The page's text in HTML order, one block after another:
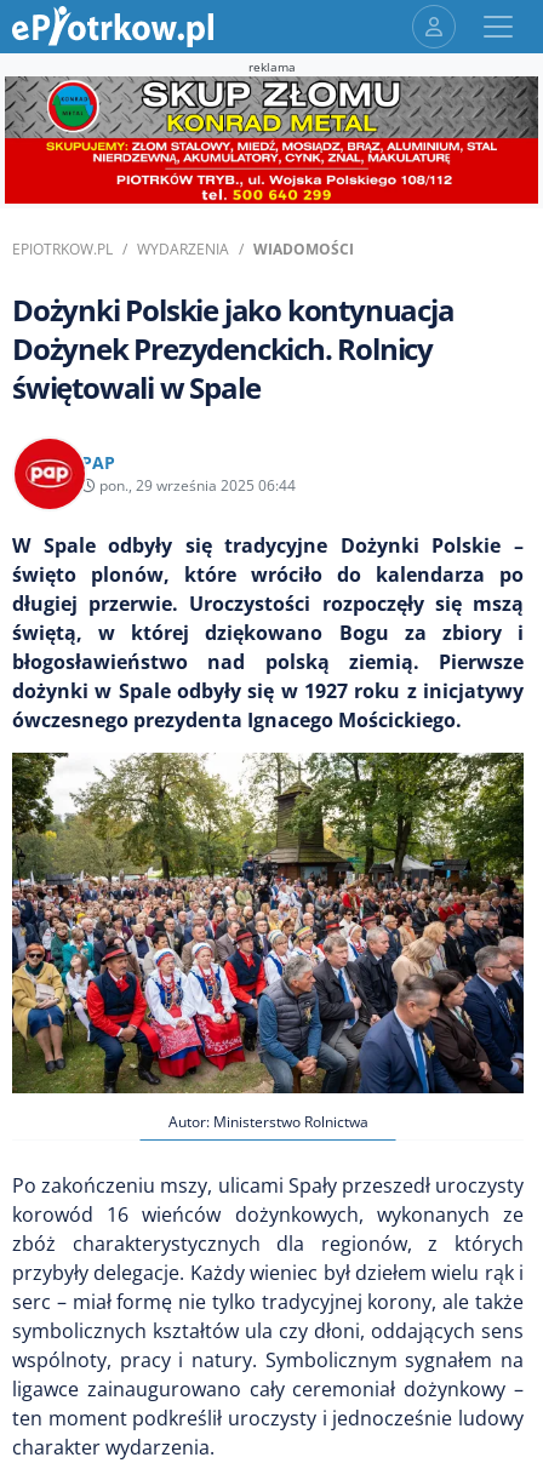
reklama
EPIOTRKOW.PL WYDARZENIA WIADOMOŚCI
Dożynki Polskie jako kontynuacja
Dożynek Prezydenckich. Rolnicy
świętowali w Spale
PAP
pon., 29 września 2025 06:44
W Spale odbyły się tradycyjne Dożynki Polskie –
święto plonów, które wróciło do kalendarza po
długiej przerwie. Uroczystości rozpoczęły się mszą
świętą, w której dziękowano Bogu za zbiory i
błogosławieństwo nad polską ziemią. Pierwsze
dożynki w Spale odbyły się w 1927 roku z inicjatywy
ówczesnego prezydenta Ignacego Mościckiego.
Autor: Ministerstwo Rolnictwa
Po zakończeniu mszy, ulicami Spały przeszedł uroczysty
korowód 16 wieńców dożynkowych, wykonanych ze
zbóż charakterystycznych dla regionów, z których
przybyły delegacje. Każdy wieniec był dziełem wielu rąk i
serc – miał formę nie tylko tradycyjnej korony, ale także
symbolicznych kształtów ula czy dłoni, oddających sens
wspólnoty, pracy i natury. Symbolicznym sygnałem na
ligawce zainaugurowano cały ceremoniał dożynkowy –
ten moment podkreślił uroczysty i jednocześnie ludowy
charakter wydarzenia.